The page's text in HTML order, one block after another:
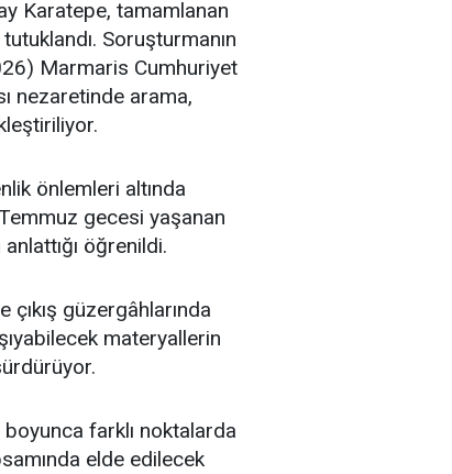
Karatepe, tamamlanan
tutuklandı. Soruşturmanın
Marmaris Cumhuriyet
nezaretinde arama,
önlemleri altında
gecesi yaşanan
öğrenildi.
güzergâhlarında
materyallerin
farklı noktalarda
elde edilecek